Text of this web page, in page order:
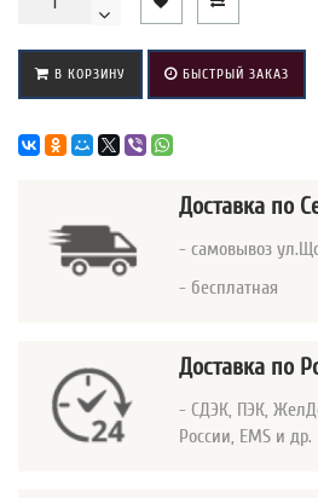
В КОРЗИНУ БЫСТРЫЙ ЗАКАЗ
Доставка по
- самовывоз
- бесплатная
Доставка по
- СДЭК, ПЭК,
России, EMS и др.